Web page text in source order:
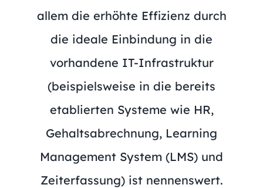
allem die erhöhte Effizienz durch
die ideale Einbindung in die
vorhandene IT-Infrastruktur
(beispielsweise in die bereits
etablierten Systeme wie HR,
Gehaltsabrechnung, Learning
Management System (LMS) und
Zeiterfassung) ist nennenswert.